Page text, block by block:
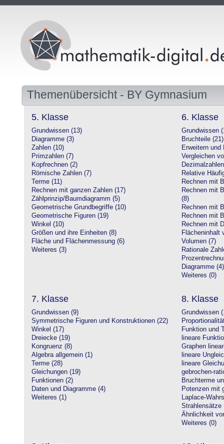
Themenübersicht - BY Gymnasium
5. Klasse
Grundwissen (13)
Diagramme (3)
Zahlen (10)
Primzahlen (7)
Kopfrechnen (2)
Römische Zahlen (7)
Terme (11)
Rechnen mit ganzen Zahlen (17)
Zählprinzip/Baumdiagramm (5)
Geometrische Grundbegriffe (10)
Geometrische Figuren (19)
Winkel (10)
Größen und ihre Einheiten (8)
Fläche und Flächenmessung (6)
Weiteres (3)
6. Klasse
Grundwissen
Bruchteile (21)
Erweitern und
Vergleichen
Relative
Rechnen mit
Rechnen mit
(8)
Rechnen mit
Rechnen mit
Rechnen mit
Flächeninhalt
Volumen (7)
Rationale
Diagramme (4)
Weiteres (0)
7. Klasse
Grundwissen (9)
Symmetrische Figuren und Konstruktionen (22)
Winkel (17)
Dreiecke (19)
Kongruenz (8)
Algebra allgemein (1)
Terme (28)
Gleichungen (19)
Funktionen (2)
Daten und Diagramme (4)
Weiteres (1)
8. Klasse
Grundwissen
Funktion und
lineare
Graphen
lineare
lineare
gebrochen-
Bruchterme
Potenzen mit
Laplace-
Strahlensätze
Ähnlichkeit
Weiteres (0)